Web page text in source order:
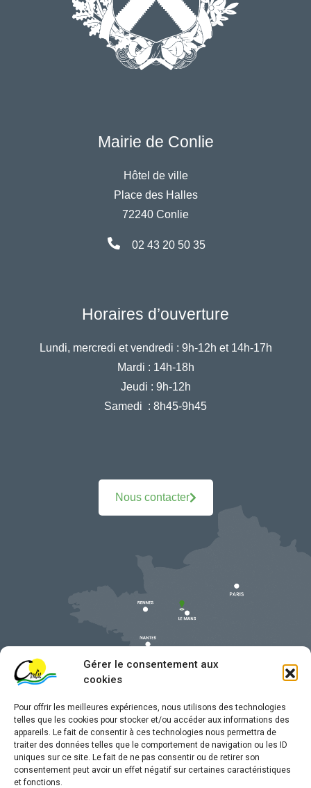
Gérer le consentement aux
cookies
Pour offrir les meilleures expériences, nous utilisons des technologies
telles que les cookies pour stocker et/ou accéder aux informations des
appareils. Le fait de consentir à ces technologies nous permettra de
traiter des données telles que le comportement de navigation ou les ID
uniques sur ce site. Le fait de ne pas consentir ou de retirer son
consentement peut avoir un effet négatif sur certaines caractéristiques
et fonctions.
Mairie de Conlie
Hôtel de ville
Place des Halles
72240 Conlie
02 43 20 50 35
Horaires d’ouverture
Lundi, mercredi et vendredi : 9h-12h et 14h-17h
Mardi : 14h-18h
Jeudi : 9h-12h
Samedi : 8h45-9h45
Nous contacter
Mentions légales